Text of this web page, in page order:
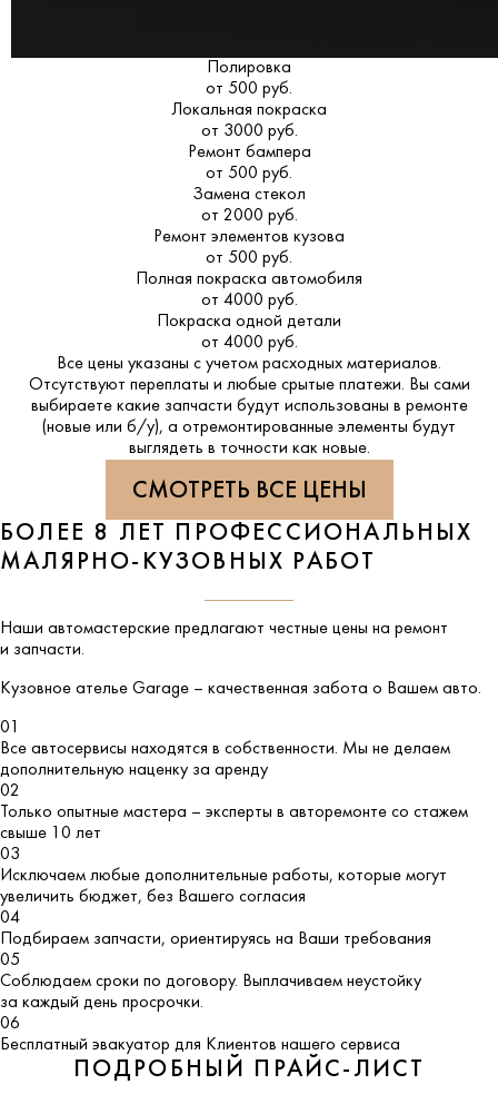
Полировка
от 500 руб.
Локальная покраска
от 3000 руб.
Ремонт бампера
от 500 руб.
Замена стекол
от 2000 руб.
Ремонт элементов кузова
от 500 руб.
Полная покраска автомобиля
от 4000 руб.
Покраска одной детали
от 4000 руб.
Все цены указаны с учетом расходных материалов.
Отсутствуют переплаты и любые срытые платежи. Вы сами
выбираете какие запчасти будут использованы в ремонте
(новые или б/у), а отремонтированные элементы будут
выглядеть в точности как новые.
СМОТРЕТЬ ВСЕ ЦЕНЫ
БОЛЕЕ 8 ЛЕТ ПРОФЕССИОНАЛЬНЫХ
МАЛЯРНО-КУЗОВНЫХ РАБОТ
Наши автомастерские предлагают честные цены на ремонт
и запчасти.
Кузовное ателье Garage – качественная забота о Вашем авто.
01
Все автосервисы находятся в собственности. Мы не делаем
дополнительную наценку за аренду
02
Только опытные мастера – эксперты в авторемонте со стажем
свыше 10 лет
03
Исключаем любые дополнительные работы, которые могут
увеличить бюджет, без Вашего согласия
04
Подбираем запчасти, ориентируясь на Ваши требования
05
Соблюдаем сроки по договору. Выплачиваем неустойку
за каждый день просрочки.
06
Бесплатный эвакуатор для Клиентов нашего сервиса
ПОДРОБНЫЙ ПРАЙС-ЛИСТ